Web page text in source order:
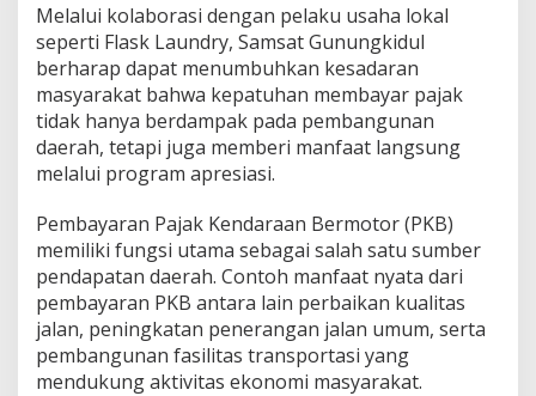
Melalui kolaborasi dengan pelaku usaha lokal
seperti Flask Laundry, Samsat Gunungkidul
berharap dapat menumbuhkan kesadaran
masyarakat bahwa kepatuhan membayar pajak
tidak hanya berdampak pada pembangunan
daerah, tetapi juga memberi manfaat langsung
melalui program apresiasi.
Pembayaran Pajak Kendaraan Bermotor (PKB)
memiliki fungsi utama sebagai salah satu sumber
pendapatan daerah. Contoh manfaat nyata dari
pembayaran PKB antara lain perbaikan kualitas
jalan, peningkatan penerangan jalan umum, serta
pembangunan fasilitas transportasi yang
mendukung aktivitas ekonomi masyarakat.